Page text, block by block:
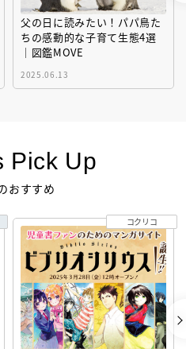
父の日に読みたい！パパ鳥た
ちの感動的な子育て生態4選
｜図鑑MOVE
2025.06.13
Pick Up
おすすめ
コクリコ